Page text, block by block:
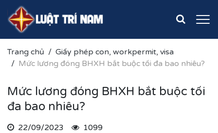
Trang chủ
Giấy phép con, workpermit, visa
Mức lương đóng BHXH bắt buộc tối đa bao nhiêu?
Mức lương đóng BHXH bắt buộc tối
đa bao nhiêu?
22/09/2023
1099